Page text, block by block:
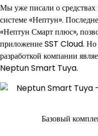
Мы уже писали о средствах
системе «Нептун».
«Нептун Смарт плюс»,
приложение SST Cloud. Но
разработкой компании
Neptun Smart Tuya.
Базовый